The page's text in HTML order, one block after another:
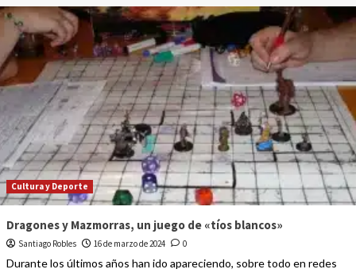
Cultura y Deporte
Dragones y Mazmorras, un juego de «tíos blancos»
Santiago Robles 16 de marzo de 2024 0
Durante los últimos años han ido apareciendo, sobre todo en redes